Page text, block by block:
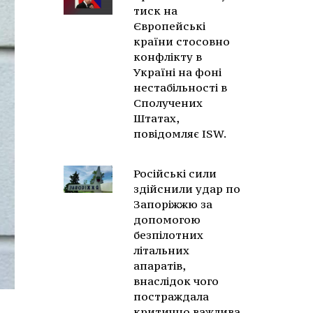
тиск на
Європейські
країни стосовно
конфлікту в
Україні на фоні
нестабільності в
Сполучених
Штатах,
повідомляє ISW.
Російські сили
здійснили удар по
Запоріжжю за
допомогою
безпілотних
літальних
апаратів,
внаслідок чого
постраждала